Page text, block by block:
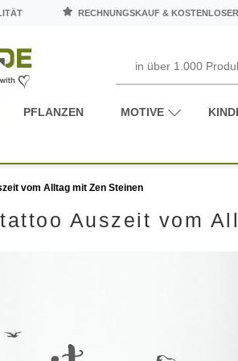
RECHNUNGSKAUF &
PFLANZEN MOTIVE
vom Alltag mit Zen Steinen
Auszeit vom